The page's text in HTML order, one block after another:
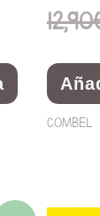
12,90
COMBEL